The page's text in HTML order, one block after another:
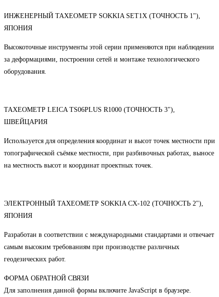
ИНЖЕНЕРНЫЙ ТАХЕОМЕТР SOKKIA SET1X (ТОЧНОСТЬ 1"),
ЯПОНИЯ
Высокоточные инструменты этой серии применяются при наблюдении
за деформациями, построении сетей и монтаже технологического
оборудования.
ТАХЕОМЕТР LEICA TS06PLUS R1000 (ТОЧНОСТЬ 3"),
ШВЕЙЦАРИЯ
Используется для определения координат и высот точек местности при
топографической съёмке местности, при разбивочных работах, выносе
на местность высот и координат проектных точек.
ЭЛЕКТРОННЫЙ ТАХЕОМЕТР SOKKIA CX-102 (ТОЧНОСТЬ 2"),
ЯПОНИЯ
Разработан в соответствии с международными стандартами и отвечает
самым высоким требованиям при производстве различных
геодезических работ.
ФОРМА ОБРАТНОЙ СВЯЗИ
Для заполнения данной формы включите JavaScript в браузере.